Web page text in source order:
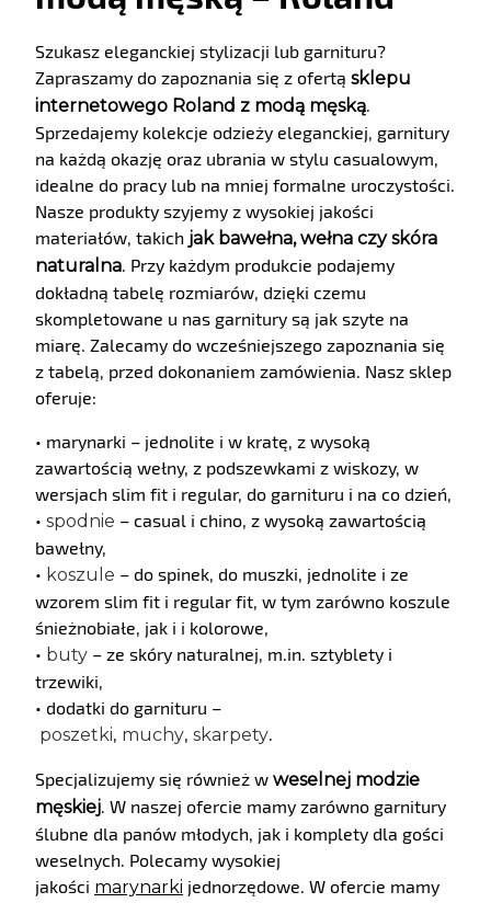
Szukasz eleganckiej stylizacji lub garnituru?
Zapraszamy do zapoznania się z ofertą sklepu
internetowego Roland z modą męską.
Sprzedajemy kolekcje odzieży eleganckiej, garnitury
na każdą okazję oraz ubrania w stylu casualowym,
idealne do pracy lub na mniej formalne uroczystości.
Nasze produkty szyjemy z wysokiej jakości
materiałów, takich jak bawełna, wełna czy skóra
naturalna. Przy każdym produkcie podajemy
dokładną tabelę rozmiarów, dzięki czemu
skompletowane u nas garnitury są jak szyte na
miarę. Zalecamy do wcześniejszego zapoznania się
z tabelą, przed dokonaniem zamówienia. Nasz sklep
oferuje:
• marynarki – jednolite i w kratę, z wysoką
zawartością wełny, z podszewkami z wiskozy, w
wersjach slim fit i regular, do garnituru i na co dzień,
• spodnie – casual i chino, z wysoką zawartością
bawełny,
• koszule – do spinek, do muszki, jednolite i ze
wzorem slim fit i regular fit, w tym zarówno koszule
śnieżnobiałe, jak i i kolorowe,
• buty – ze skóry naturalnej, m.in. sztyblety i
trzewiki,
• dodatki do garnituru –
poszetki, muchy, skarpety.
Specjalizujemy się również w weselnej modzie
męskiej. W naszej ofercie mamy zarówno garnitury
ślubne dla panów młodych, jak i komplety dla gości
weselnych. Polecamy wysokiej
jakości marynarki jednorzędowe. W ofercie mamy